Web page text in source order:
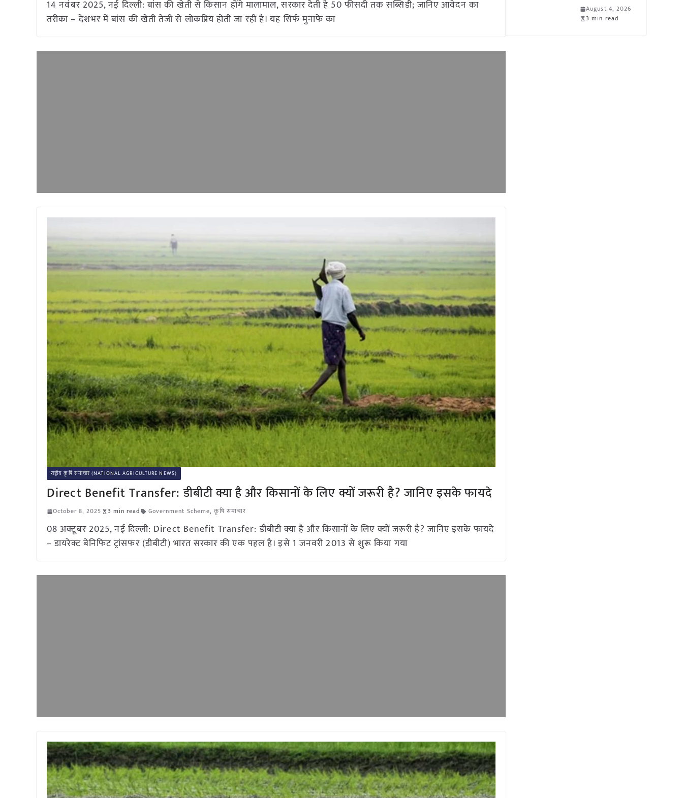
14 नवंबर 2025, नई दिल्ली: बांस की खेती से किसान होंगे मालामाल, सरकार देती है 50 फीसदी तक सब्सिडी; जानिए आवेदन का
तरीका – देशभर में बांस की खेती तेजी से लोकप्रिय होती जा रही है। यह सिर्फ मुनाफे का
राष्ट्रीय कृषि समाचार (NATIONAL AGRICULTURE NEWS)
Direct Benefit Transfer: डीबीटी क्या है और किसानों के लिए क्यों जरूरी है? जानिए इसके फायदे
October 8, 2025 3 min read Government Scheme,कृषि समाचार
08 अक्टूबर 2025, नई दिल्ली: Direct Benefit Transfer: डीबीटी क्या है और किसानों के लिए क्यों जरूरी है? जानिए इसके फायदे
– डायरेक्ट बेनिफिट ट्रांसफर (डीबीटी) भारत सरकार की एक पहल है। इसे 1 जनवरी 2013 से शुरू किया गया
August 4, 2026
3 min read